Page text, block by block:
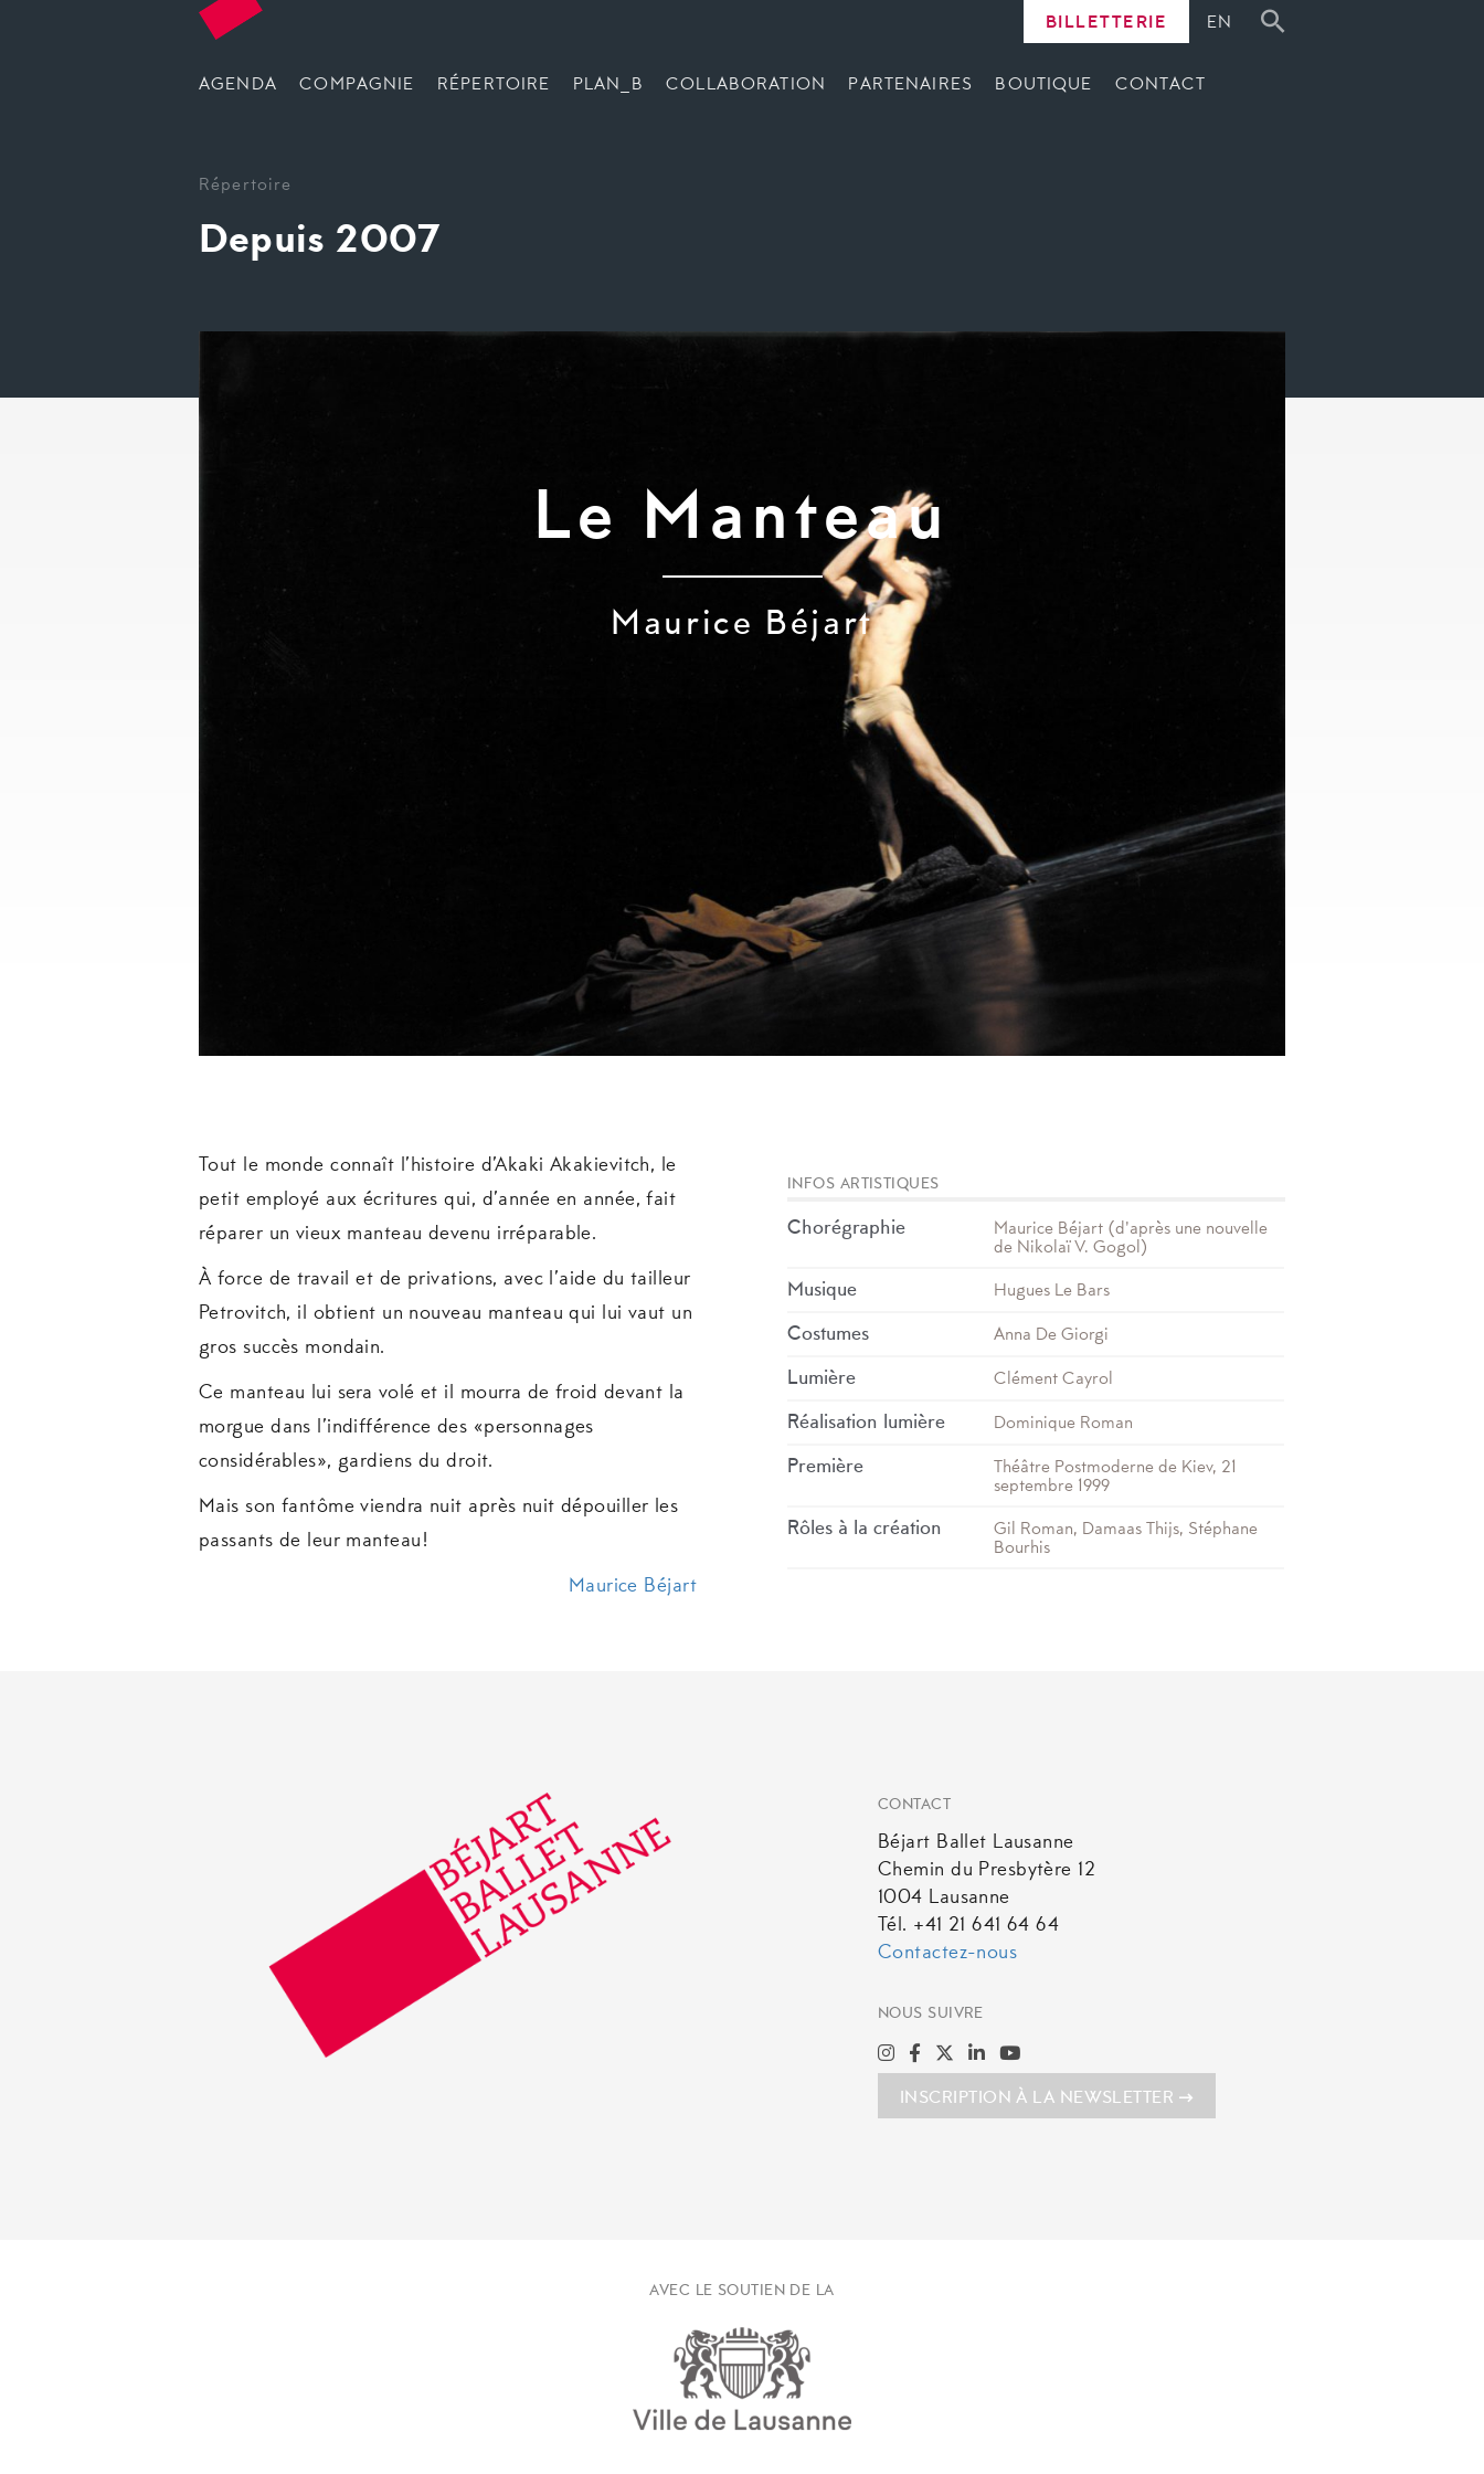
AGENDA COMPAGNIE RÉPERTOIRE PLAN_B COLLABORATION PARTENAIRES BOUTIQUE CONTACT
BILLETTERIE EN
Répertoire
Depuis 2007
Le Manteau
Maurice Béjart
Tout le monde connaît l’histoire d’Akaki Akakievitch, le
petit employé aux écritures qui, d’année en année, fait
réparer un vieux manteau devenu irréparable.
À force de travail et de privations, avec l’aide du tailleur
Petrovitch, il obtient un nouveau manteau qui lui vaut un
gros succès mondain.
Ce manteau lui sera volé et il mourra de froid devant la
morgue dans l’indifférence des «personnages
considérables», gardiens du droit.
Mais son fantôme viendra nuit après nuit dépouiller les
passants de leur manteau!
Maurice Béjart
INFOS ARTISTIQUES
Chorégraphie
Maurice Béjart (d'après une nouvelle
de Nikolaï V. Gogol)
Musique Hugues Le Bars
Costumes Anna De Giorgi
Lumière Clément Cayrol
Réalisation lumière Dominique Roman
Première
Théâtre Postmoderne de Kiev, 21
septembre 1999
Rôles à la création
Gil Roman, Damaas Thijs, Stéphane
Bourhis
CONTACT
Béjart Ballet Lausanne
Chemin du Presbytère 12
1004 Lausanne
Tél. +41 21 641 64 64
Contactez-nous
NOUS SUIVRE
INSCRIPTION À LA NEWSLETTER
AVEC LE SOUTIEN DE LA